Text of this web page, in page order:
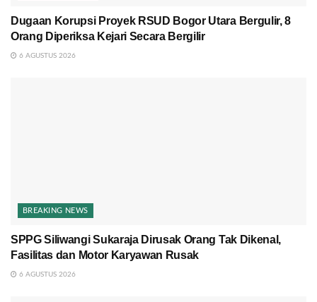
Dugaan Korupsi Proyek RSUD Bogor Utara Bergulir, 8
Orang Diperiksa Kejari Secara Bergilir
6 AGUSTUS 2026
BREAKING NEWS
SPPG Siliwangi Sukaraja Dirusak Orang Tak Dikenal,
Fasilitas dan Motor Karyawan Rusak
6 AGUSTUS 2026